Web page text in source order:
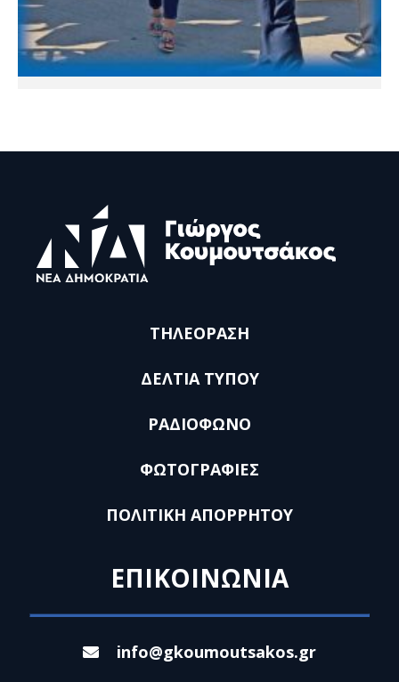
ΤΗΛΕΟΡΑΣΗ
ΔΕΛΤΙΑ ΤΥΠΟΥ
ΡΑΔΙΟΦΩΝΟ
ΦΩΤΟΓΡΑΦΙΕΣ
ΠΟΛΙΤΙΚΗ ΑΠΟΡΡΗΤΟΥ
ΕΠΙΚΟΙΝΩΝΙΑ
info@gkoumoutsakos.gr